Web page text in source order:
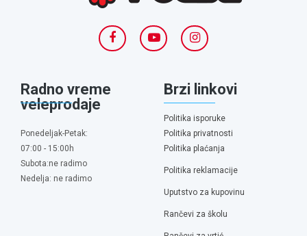
Radno vreme
veleprodaje
Ponedeljak-Petak:
07:00 - 15:00h
Subota:ne radimo
Nedelja: ne radimo
Brzi linkovi
Politika isporuke
Politika privatnosti
Politika plaćanja
Politika reklamacije
Uputstvo za kupovinu
Rančevi za školu